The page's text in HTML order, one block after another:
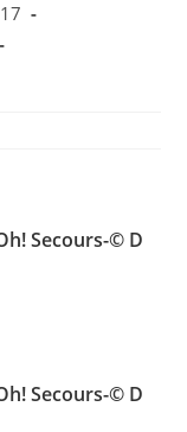
Secours-© D
Secours-© D